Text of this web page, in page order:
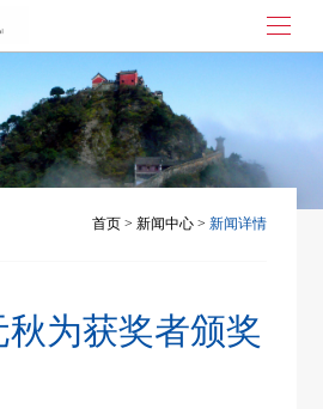
武术节起源
大枪拼刺
演讲与书画
联系我们
首页 > 新闻中心 > 新闻详情
秋为获奖者颁奖